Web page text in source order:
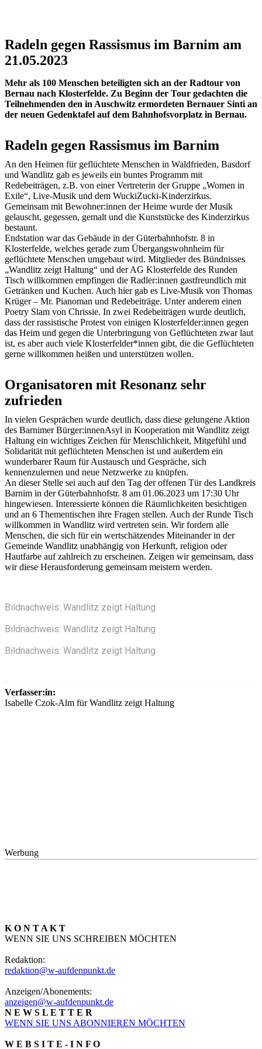
Radeln gegen Rassismus im Barnim am
21.05.2023
Mehr als 100 Menschen beteiligten sich an der Radtour von
Bernau nach Klosterfelde. Zu Beginn der Tour gedachten die
Teilnehmenden den in Auschwitz ermordeten Bernauer Sinti an
der neuen Gedenktafel auf dem Bahnhofsvorplatz in Bernau.
Radeln gegen Rassismus im Barnim
An den Heimen für geflüchtete Menschen in Waldfrieden, Basdorf
und Wandlitz gab es jeweils ein buntes Programm mit
Redebeiträgen, z.B. von einer Vertreterin der Gruppe „Women in
Exile“, Live-Musik und dem WuckiZucki-Kinderzirkus.
Gemeinsam mit Bewohner:innen der Heime wurde der Musik
gelauscht, gegessen, gemalt und die Kunststücke des Kinderzirkus
bestaunt.
Endstation war das Gebäude in der Güterbahnhofstr. 8 in
Klosterfelde, welches gerade zum Übergangswohnheim für
geflüchtete Menschen umgebaut wird. Mitglieder des Bündnisses
„Wandlitz zeigt Haltung“ und der AG Klosterfelde des Runden
Tisch willkommen empfingen die Radler:innen gastfreundlich mit
Getränken und Kuchen. Auch hier gab es Live-Musik von Thomas
Krüger – Mr. Pianoman und Redebeiträge. Unter anderem einen
Poetry Slam von Chrissie. In zwei Redebeiträgen wurde deutlich,
dass der rassistische Protest von einigen Klosterfelder:innen gegen
das Heim und gegen die Unterbringung von Geflüchteten zwar laut
ist, es aber auch viele Klosterfelder*innen gibt, die die Geflüchteten
gerne willkommen heißen und unterstützen wollen.
Organisatoren mit Resonanz sehr
zufrieden
In vielen Gesprächen wurde deutlich, dass diese gelungene Aktion
des Barnimer Bürger:innenAsyl in Kooperation mit Wandlitz zeigt
Haltung ein wichtiges Zeichen für Menschlichkeit, Mitgefühl und
Solidarität mit geflüchteten Menschen ist und außerdem ein
wunderbarer Raum für Austausch und Gespräche, sich
kennenzulernen und neue Netzwerke zu knüpfen.
An dieser Stelle sei auch auf den Tag der offenen Tür des Landkreis
Barnim in der Güterbahnhofstr. 8 am 01.06.2023 um 17:30 Uhr
hingewiesen. Interessierte können die Räumlichkeiten besichtigen
und an 6 Thementischen ihre Fragen stellen. Auch der Runde Tisch
willkommen in Wandlitz wird vertreten sein. Wir fordern alle
Menschen, die sich für ein wertschätzendes Miteinander in der
Gemeinde Wandlitz unabhängig von Herkunft, religion oder
Hautfarbe auf zahlreich zu erscheinen. Zeigen wir gemeinsam, dass
wir diese Herausforderung gemeinsam meistern werden.
Bildnachweis: Wandlitz zeigt Haltung
Bildnachweis: Wandlitz zeigt Haltung
Bildnachweis: Wandlitz zeigt Haltung
Verfasser:in:
Isabelle Czok-Alm für Wandlitz zeigt Haltung
Werbung
K O N T A K T
WENN SIE UNS SCHREIBEN MÖCHTEN
Redaktion:
redaktion@w-aufdenpunkt.de
Anzeigen/Abonements:
anzeigen@w-aufdenpunkt.de
N E W S L E T T E R
WENN SIE UNS ABONNIEREN MÖCHTEN
W E B S I T E - I N F O